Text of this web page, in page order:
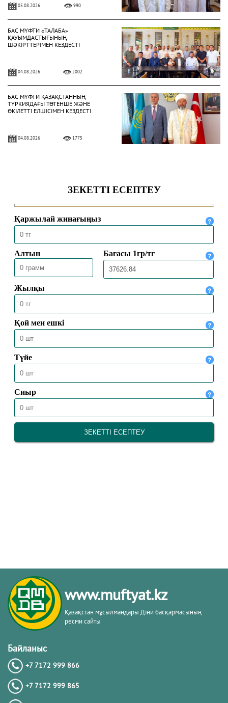
05.08.2026 990
БАС МҮФТИ «ТАЛАБА»
ҚАУЫМДАСТЫҒЫНЫҢ
ШӘКІРТТЕРІМЕН КЕЗДЕСТІ
04.08.2026 2002
БАС МҮФТИ ҚАЗАҚСТАННЫҢ
ТҮРКИЯДАҒЫ ТӨТЕНШЕ ЖӘНЕ
ӨКІЛЕТТІ ЕЛШІСІМЕН КЕЗДЕСТІ
04.08.2026 1775
31.07.2026 2020
ҚМДБ ТӨРАҒАСЫ «НҰРСҰЛТАН»
МЕШІТІНДЕ ЖҰМА УАҒЫЗЫН АЙТТЫ
31.07.2026
www.muftyat.kz
Қазақстан мұсылмандары Діни басқармасының
ресми сайты
Байланыс
+7 7172 999 866
+7 7172 999 865